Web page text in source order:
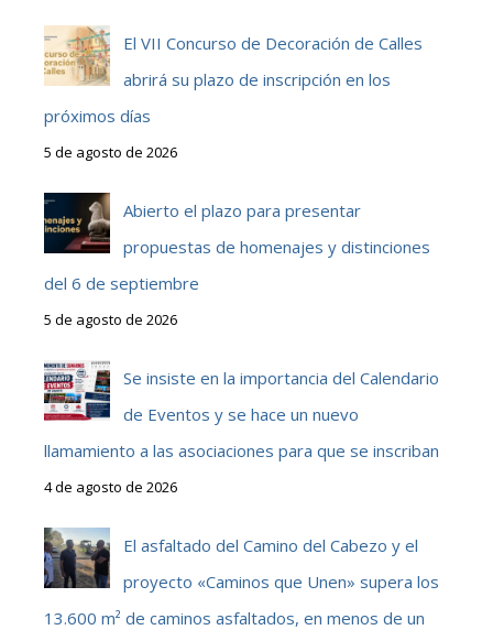
El VII Concurso de Decoración de Calles
abrirá su plazo de inscripción en los
próximos días
5 de agosto de 2026
Abierto el plazo para presentar
propuestas de homenajes y distinciones
del 6 de septiembre
5 de agosto de 2026
Se insiste en la importancia del Calendario
de Eventos y se hace un nuevo
llamamiento a las asociaciones para que se inscriban
4 de agosto de 2026
El asfaltado del Camino del Cabezo y el
proyecto «Caminos que Unen» supera los
13.600 m² de caminos asfaltados, en menos de un